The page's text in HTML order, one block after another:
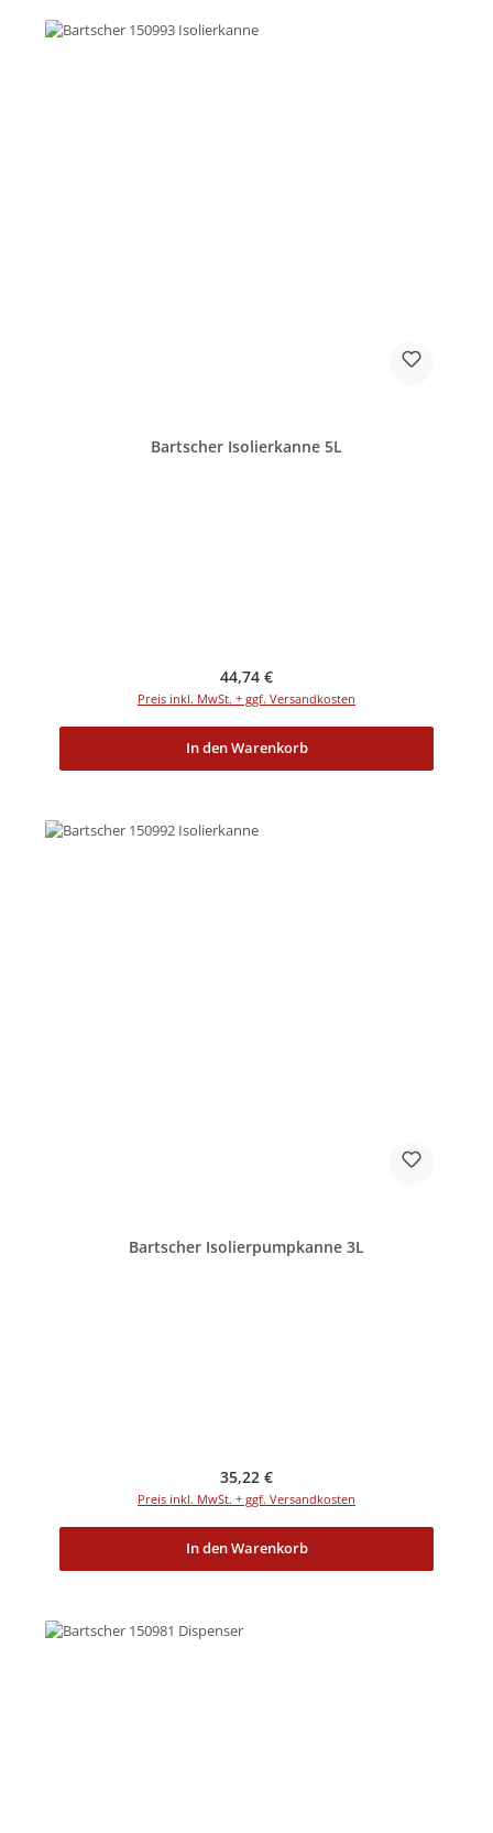
Bartscher Isolierkanne 5L
Regulärer Preis:
44,74 €
Preis inkl. MwSt. + ggf. Versandkosten
In den Warenkorb
Bartscher Isolierpumpkanne 3L
Regulärer Preis:
35,22 €
Preis inkl. MwSt. + ggf. Versandkosten
In den Warenkorb